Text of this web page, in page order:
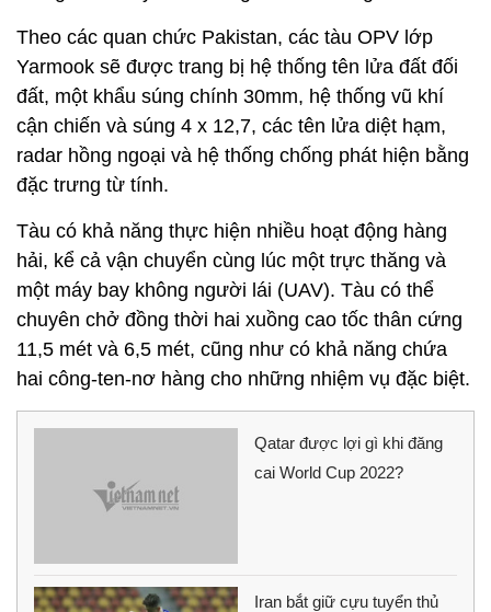
Theo các quan chức Pakistan, các tàu OPV lớp
Yarmook sẽ được trang bị hệ thống tên lửa đất đối
đất, một khẩu súng chính 30mm, hệ thống vũ khí
cận chiến và súng 4 x 12,7, các tên lửa diệt hạm,
radar hồng ngoại và hệ thống chống phát hiện bằng
đặc trưng từ tính.
Tàu có khả năng thực hiện nhiều hoạt động hàng
hải, kể cả vận chuyển cùng lúc một trực thăng và
một máy bay không người lái (UAV). Tàu có thể
chuyên chở đồng thời hai xuồng cao tốc thân cứng
11,5 mét và 6,5 mét, cũng như có khả năng chứa
hai công-ten-nơ hàng cho những nhiệm vụ đặc biệt.
Qatar được lợi gì khi đăng
cai World Cup 2022?
Iran bắt giữ cựu tuyển thủ